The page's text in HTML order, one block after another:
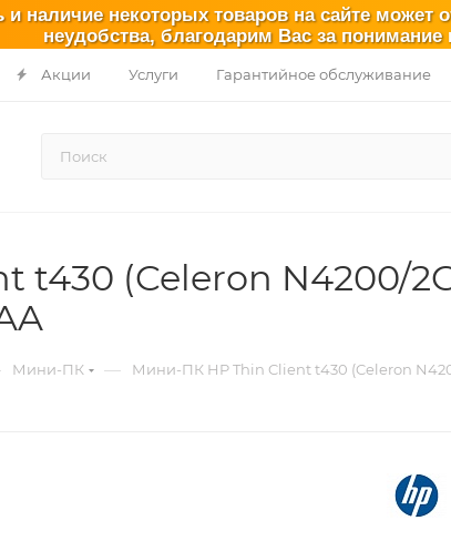
наличие некоторых товаров на сайте
неудобства, благодарим Вас за понимание
Акции Услуги Гарантийное обслуживание
(Celeron N4200/
Мини-ПК — Мини-ПК HP Thin Client t430 (Celeron